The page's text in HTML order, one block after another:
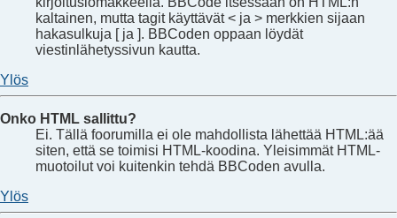
kaltainen, mutta tagit käyttävät < ja > merkkien sijaan
hakasulkuja [ ja ]. BBCoden oppaan löydät
viestinlähetyssivun kautta.
Ylös
Onko HTML sallittu?
Ei. Tällä foorumilla ei ole mahdollista lähettää HTML:ää
siten, että se toimisi HTML-koodina. Yleisimmät HTML-
muotoilut voi kuitenkin tehdä BBCoden avulla.
Ylös